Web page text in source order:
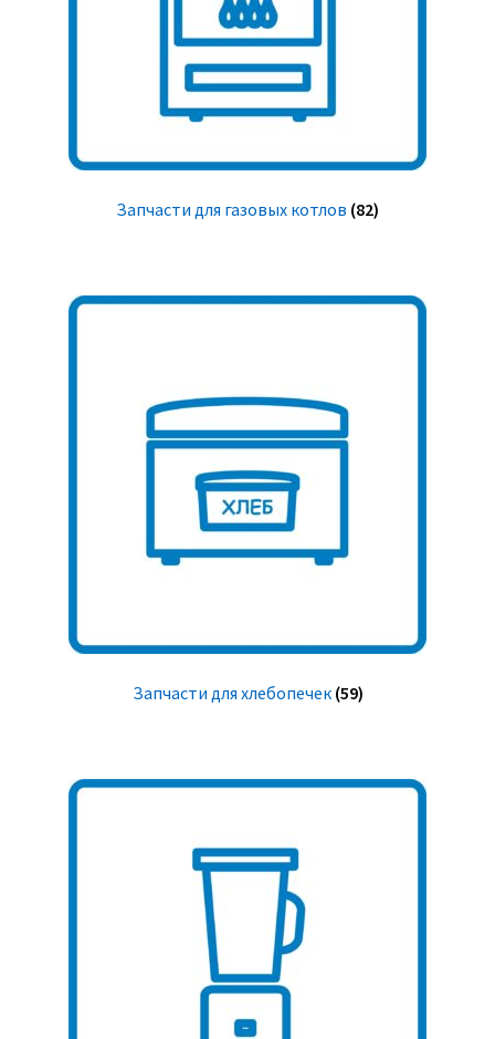
Запчасти для газовых котлов (82)
Запчасти для хлебопечек (59)